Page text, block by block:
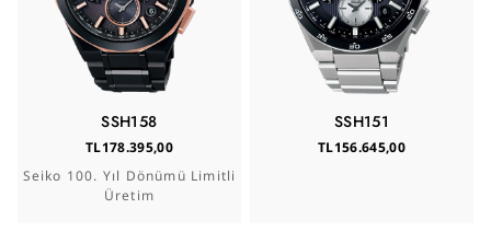
SSH158
TL178.395,00
Seiko 100. Yıl Dönümü Limitli
Üretim
SSH151
TL156.645,00